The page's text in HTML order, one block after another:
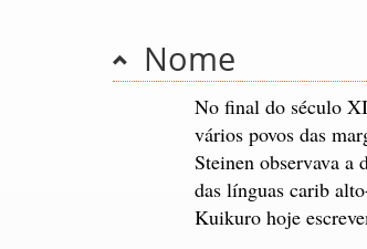
Nome
No final do século
vários povos das
Steinen observava a
das línguas carib
Kuikuro hoje